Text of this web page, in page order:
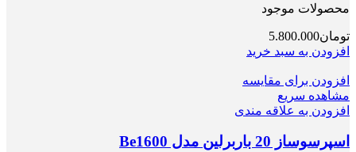
محصولات موجود
تومان5.800.000
افزودن به سبد خرید
افزودن برای مقایسه
مشاهده سریع
افزودن به علاقه مندی
اسپرسوساز 20 باربرلین مدل Be1600